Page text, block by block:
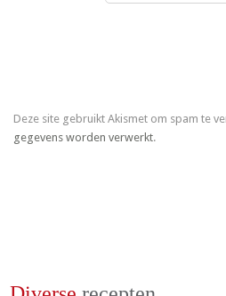
Deze site gebruikt Akismet om spam te
gegevens worden verwerkt.